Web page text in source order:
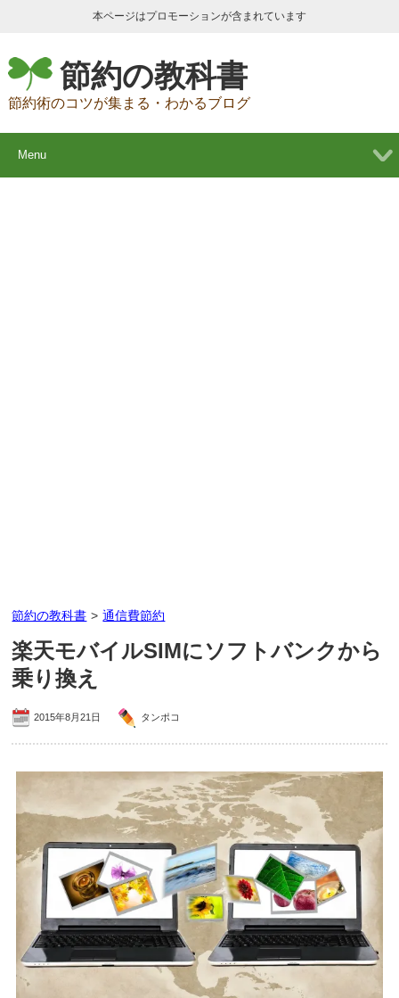
本ページはプロモーションが含まれています
節約の教科書
節約術のコツが集まる・わかるブログ
Menu
節約の教科書 > 通信費節約
楽天モバイルSIMにソフトバンクから
乗り換え
2015年8月21日 タンポコ